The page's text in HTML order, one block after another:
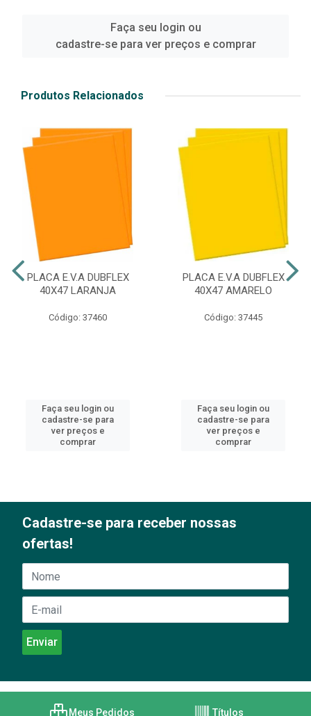
Faça seu login ou
cadastre-se para ver preços e comprar
Produtos Relacionados
PLACA E.V.A DUBFLEX
40X47 LARANJA
Código: 37460
Faça seu login ou
cadastre-se para
ver preços e
comprar
PLACA E.V.A DUBFLEX
40X47 AMARELO
Código: 37445
Faça seu login ou
cadastre-se para
ver preços e
comprar
Cadastre-se para receber nossas
ofertas!
Meus Pedidos Títulos